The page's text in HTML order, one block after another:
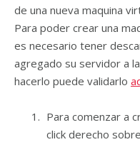
de una nueva maquina
Para poder crear una
es necesario tener
agregado su servidor a
hacerlo puede validarlo
Para comenzar a
click derecho